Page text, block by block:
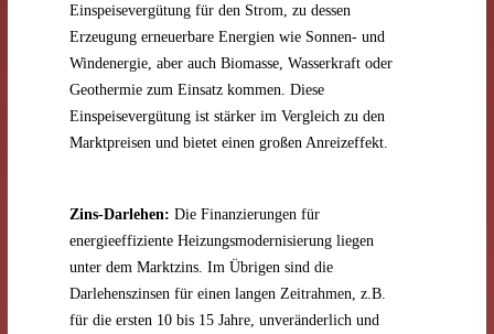
Einspeisevergütung für den Strom, zu dessen
Erzeugung erneuerbare Energien wie Sonnen- und
Windenergie, aber auch Biomasse, Wasserkraft oder
Geothermie zum Einsatz kommen. Diese
Einspeisevergütung ist stärker im Vergleich zu den
Marktpreisen und bietet einen großen Anreizeffekt.
Zins-Darlehen: Die Finanzierungen für
energieeffiziente Heizungsmodernisierung liegen
unter dem Marktzins. Im Übrigen sind die
Darlehenszinsen für einen langen Zeitrahmen, z.B.
für die ersten 10 bis 15 Jahre, unveränderlich und